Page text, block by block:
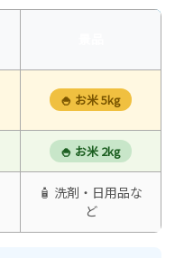
🍚 お米 5kg
🍚 お米 2kg
🧴 洗剤・日用品な
ど